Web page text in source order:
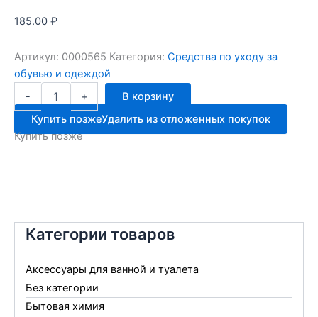
Категории товаров
Аксессуары для ванной и туалета
Без категории
Бытовая химия
185.00 ₽
Артикул: 0000565 Категория: Средства по уходу за
обувью и одеждой
-
Количество
товара
Wetter
Schutz
188
+
В корзину
Купить позжеУдалить из отложенных покупок
Купить позже